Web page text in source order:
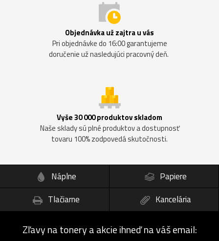
Objednávka už zajtra u vás
Pri objednávke do 16:00 garantujeme
doručenie už nasledujúci pracovný deň.
Vyše 30 000 produktov skladom
Naše sklady sú plné produktov a dostupnosť
tovaru 100% zodpovedá skutočnosti.
Náplne
Papiere
Tlačiarne
Kancelária
Zľavy na tonery a akcie ihneď na váš email: